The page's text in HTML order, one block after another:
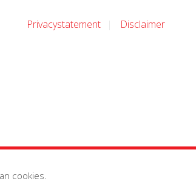
Privacystatement Disclaimer
cookies.